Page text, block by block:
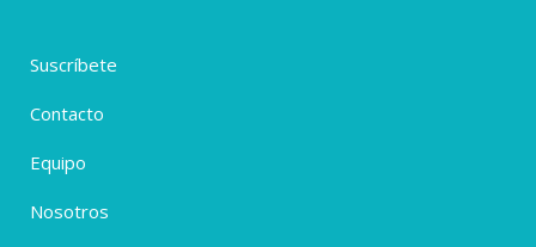
Suscríbete
Contacto
Equipo
Nosotros